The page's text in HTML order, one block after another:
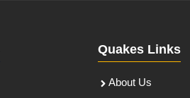
Quakes Links
About Us